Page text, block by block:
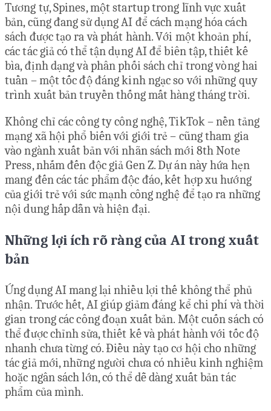
Tương tự, Spines, một startup trong lĩnh vực xuất
bản, cũng đang sử dụng AI để cách mạng hóa cách
sách được tạo ra và phát hành. Với một khoản phí,
các tác giả có thể tận dụng AI để biên tập, thiết kế
bìa, định dạng và phân phối sách chỉ trong vòng hai
tuần – một tốc độ đáng kinh ngạc so với những quy
trình xuất bản truyền thống mất hàng tháng trời.
Không chỉ các công ty công nghệ, TikTok – nền tảng
mạng xã hội phổ biến với giới trẻ – cũng tham gia
vào ngành xuất bản với nhãn sách mới 8th Note
Press, nhắm đến độc giả Gen Z. Dự án này hứa hẹn
mang đến các tác phẩm độc đáo, kết hợp xu hướng
của giới trẻ với sức mạnh công nghệ để tạo ra những
nội dung hấp dẫn và hiện đại.
Những lợi ích rõ ràng của AI trong xuất
bản
Ứng dụng AI mang lại nhiều lợi thế không thể phủ
nhận. Trước hết, AI giúp giảm đáng kể chi phí và thời
gian trong các công đoạn xuất bản. Một cuốn sách có
thể được chỉnh sửa, thiết kế và phát hành với tốc độ
nhanh chưa từng có. Điều này tạo cơ hội cho những
tác giả mới, những người chưa có nhiều kinh nghiệm
hoặc ngân sách lớn, có thể dễ dàng xuất bản tác
phẩm của mình.